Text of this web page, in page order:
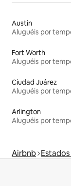
Austin
Aluguéis por
Fort Worth
Aluguéis por
Ciudad Juárez
Aluguéis por
Arlington
Aluguéis por
Airbnb